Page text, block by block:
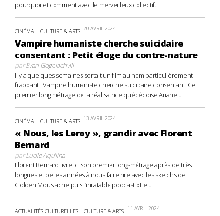
pourquoi et comment avec le merveilleux collectif...
CINÉMA CULTURE & ARTS 20 AVRIL 2024
Vampire humaniste cherche suicidaire
consentant : Petit éloge du contre-nature
parEvan Gogolachvili
Il y a quelques semaines sortait un film au nom particulièrement
frappant : Vampire humaniste cherche suicidaire consentant. Ce
premier long métrage de la réalisatrice québécoise Ariane...
CINÉMA CULTURE & ARTS 13 AVRIL 2024
« Nous, les Leroy », grandir avec Florent
Bernard
parLucile Aquilina
Florent Bernard livre ici son premier long-métrage après de très
longues et belles années à nous faire rire avec les sketchs de
Golden Moustache puis l’inratable podcast « Le...
ACTUALITÉS CULTURELLES CULTURE & ARTS 11 AVRIL 2024